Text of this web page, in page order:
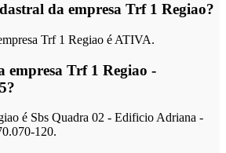
da empresa Trf 1 Regiao?
Trf 1 Regiao é ATIVA.
empresa Trf 1 Regiao -
é Sbs Quadra 02 - Edificio Adriana -
120.